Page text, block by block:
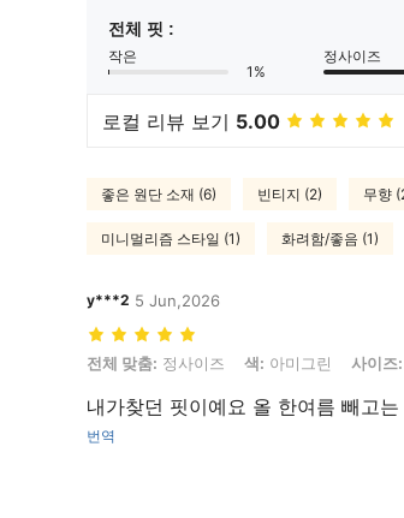
전체 핏 :
작은
1%
정사이즈
로컬 리뷰 보기 5.00
좋은 원단 소재 (6) 빈티지 (2) 무향
미니멀리즘 스타일 (1) 화려함/좋음 (1)
y***2 5 Jun,2026
전체 맞춤: 정사이즈, 색: 아미그린, 사이즈: S
전체 맞춤: 정사이즈 색: 아미그린 사이즈:
내가찾던 핏이예요 올 한여름 빼고
번역